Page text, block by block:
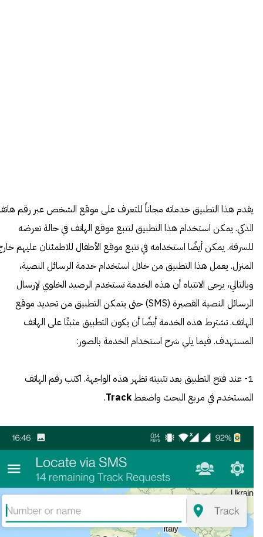
يقدم هذا التطبيق خدماته مجاناً للتعرف على موقع الشخص عبر رقم
الذكي. يمكن استخدام هذا التطبيق لتتبع موقع الهاتف في حالة تعرضه
للسرقة. يمكن أيضًا استخدامه في تتبع موقع الأطفال للاطمئنان عليهم
المنزل. يعمل هذا التطبيق من خلال استخدام خدمة الرسائل النصية،
وبالتالي، يرجى الانتباه أن هذه الخدمة تستخدم الرصيد الخلوي لإرسال
الرسائل النصية القصيرة (SMS) حتى يتمكن التطبيق من تحديد موقع
الهاتف. تشترط هذه الخدمة أيضًا أن يكون التطبيق مثبتًا على الهاتف
المستهدف. فيما يلي شرح استخدام الخدمة بالصور:
1- عند فتح التطبيق بعد تثبيته تظهر هذه الواجهة. اكتب رقم الهاتف
المستخدم في مربع البحث واضغط Track
.